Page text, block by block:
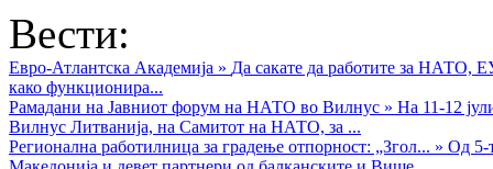
Вести:
Евро-Атлантска Академија » Да сакате да работите за НАТО,
како функционира...
Рамадани на Јавниот форум на НАТО во Вилнус » На 11-12
Вилнус Литванија, на Самитот на НАТО, за ...
Регионална работилница за градење отпорност: „Згол... » Од 5-